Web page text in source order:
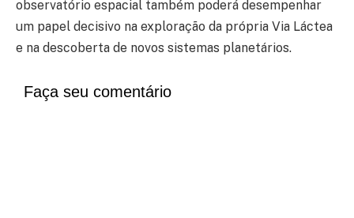
observatório espacial também poderá desempenhar
um papel decisivo na exploração da própria Via Láctea
e na descoberta de novos sistemas planetários.
Faça seu comentário